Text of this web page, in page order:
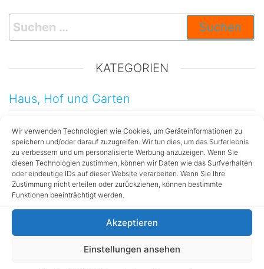
Wir verwenden Technologien wie Cookies, um Geräteinformationen zu
speichern und/oder darauf zuzugreifen. Wir tun dies, um das Surferlebnis
zu verbessern und um personalisierte Werbung anzuzeigen. Wenn Sie
diesen Technologien zustimmen, können wir Daten wie das Surfverhalten
oder eindeutige IDs auf dieser Website verarbeiten. Wenn Sie Ihre
Zustimmung nicht erteilen oder zurückziehen, können bestimmte
Funktionen beeinträchtigt werden.
Akzeptieren
Einstellungen ansehen
KATEGORIEN
Haus, Hof und Garten
Testberichte
Technik
Dekorationen